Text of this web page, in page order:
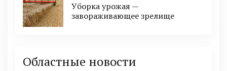
Уборка урожая —
завораживающее зрелище
Областные новости